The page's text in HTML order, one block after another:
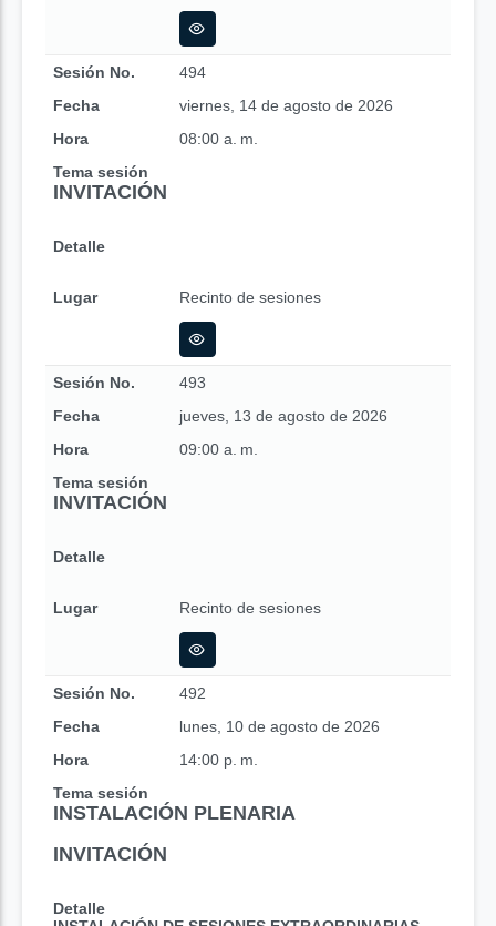
Sesión No.
494
Fecha
viernes, 14 de agosto de 2026
Hora
08:00 a. m.
Tema sesión
INVITACIÓN
Detalle
Lugar Recinto de sesiones
Sesión No.
493
Fecha
jueves, 13 de agosto de 2026
Hora
09:00 a. m.
Tema sesión
INVITACIÓN
Detalle
Lugar Recinto de sesiones
Sesión No.
492
Fecha
lunes, 10 de agosto de 2026
Hora
14:00 p. m.
Tema sesión
INSTALACIÓN PLENARIA
INVITACIÓN
Detalle